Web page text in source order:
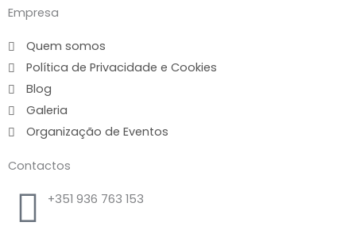
Empresa
Quem somos
Política de Privacidade e Cookies
Blog
Galeria
Organização de Eventos
Contactos
+351 936 763 153